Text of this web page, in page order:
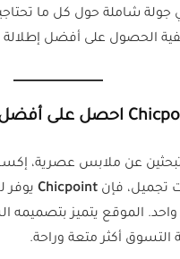
شاملة حول كل ما
الحصول على أفضل إطلالة
عن ملابس عصرية،
فإن Chicpoint يوفر
الموقع يتميز بتصميمه
التسوق أكثر متعة وراحة.